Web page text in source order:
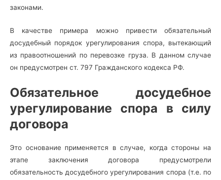
законами.
В качестве примера можно привести обязательный
досудебный порядок урегулирования спора, вытекающий
из правоотношений по перевозке груза. В данном случае
он предусмотрен ст. 797 Гражданского кодекса РФ.
Обязательное досудебное
урегулирование спора в силу
договора
Это основание применяется в случае, когда стороны на
этапе заключения договора предусмотрели
обязательность досудебного урегулирования спора (т.е. по